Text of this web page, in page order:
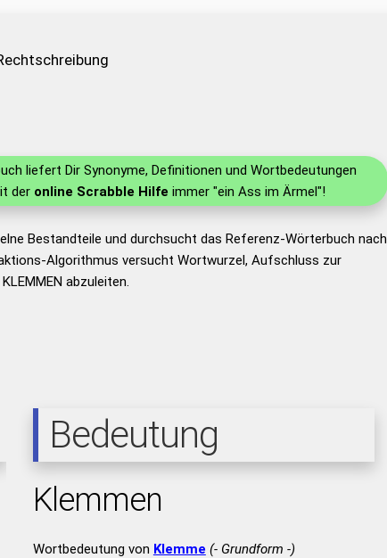
liefert Dir Synonyme, Definitionen und Wortbedeutungen
der online Scrabble Hilfe immer "ein Ass im Ärmel"!
Bestandteile und durchsucht das Referenz-Wörterbuch nach
Algorithmus versucht Wortwurzel, Aufschluss zur
abzuleiten.
Bedeutung
Klemmen
Wortbedeutung von Klemme (- Grundform -)